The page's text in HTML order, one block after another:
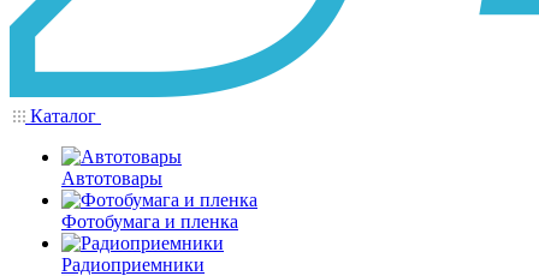
Каталог
Автотовары
Фотобумага и пленка
Радиоприемники